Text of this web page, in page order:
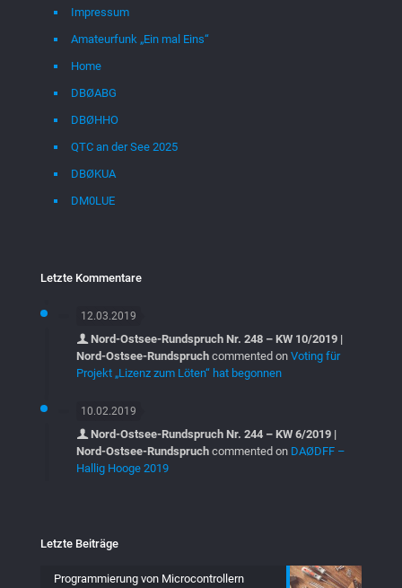
Impressum
Amateurfunk „Ein mal Eins“
Home
DBØABG
DBØHHO
QTC an der See 2025
DBØKUA
DM0LUE
Letzte Kommentare
12.03.2019
Nord-Ostsee-Rundspruch Nr. 248 – KW 10/2019 |
Nord-Ostsee-Rundspruch commented on Voting für
Projekt „Lizenz zum Löten“ hat begonnen
10.02.2019
Nord-Ostsee-Rundspruch Nr. 244 – KW 6/2019 |
Nord-Ostsee-Rundspruch commented on DAØDFF –
Hallig Hooge 2019
Letzte Beiträge
Programmierung von Microcontrollern